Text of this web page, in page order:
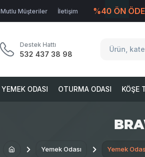
Mutlu Müşteriler İletişim %40 ÖN
Destek Hattı
532 437 38 98
YEMEK ODASI OTURMA ODASI KÖŞE
Yemek Odası Yemek
T-Soft